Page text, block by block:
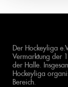
Der Hockeyliga
Vermarktung der
der Halle.
Hockeyliga
Bereich.